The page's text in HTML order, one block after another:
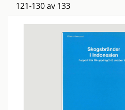
121-130 av 133